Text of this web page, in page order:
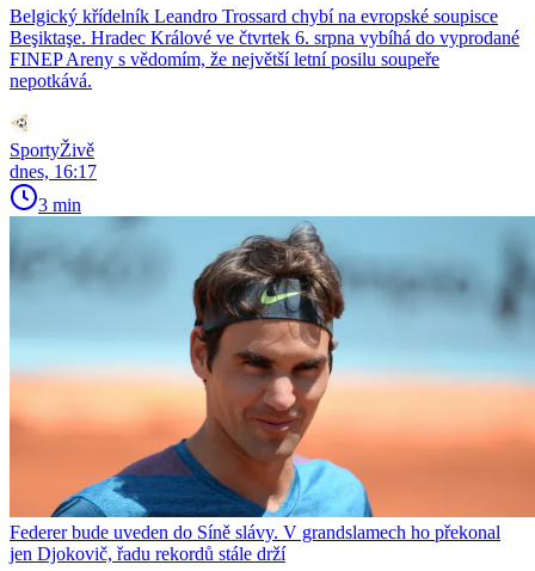
Belgický křídelník Leandro Trossard chybí na evropské soupisce
Beşiktaşe. Hradec Králové ve čtvrtek 6. srpna vybíhá do vyprodané
FINEP Areny s vědomím, že největší letní posilu soupeře
nepotkává.
SportyŽivě
dnes, 16:17
3 min
Federer bude uveden do Síně slávy. V grandslamech ho překonal
jen Djokovič, řadu rekordů stále drží